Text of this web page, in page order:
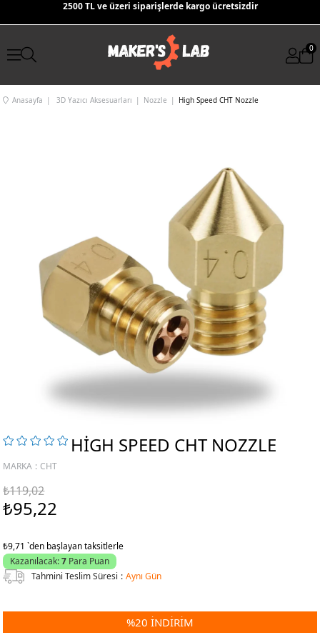
2500 TL ve üzeri siparişlerde kargo ücretsizdir
0
Anasayfa 3D Yazıcı Aksesuarları Nozzle High Speed CHT Nozzle
HIGH SPEED CHT NOZZLE
MARKA : CHT
₺119,02
₺95,22
₺9,71 `den başlayan taksitlerle
Kazanılacak:7 Para Puan
Tahmini Teslim Süresi : Aynı Gün
%20 İNDIRIM